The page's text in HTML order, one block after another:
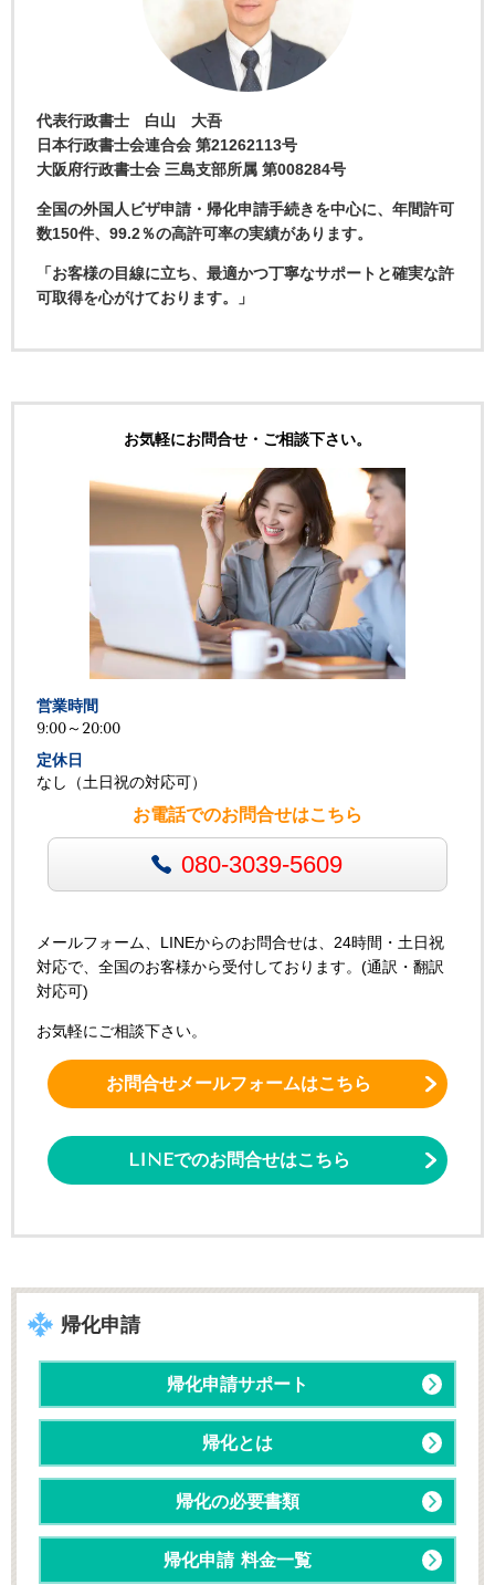
代表行政書士 白山 大吾
日本行政書士会連合会 第21262113号
大阪府行政書士会 三島支部所属 第008284号
全国の外国人ビザ申請・帰化申請手続きを中心に、年間許可
数150件、99.2％の高許可率の実績があります。
「お客様の目線に立ち、最適かつ丁寧なサポートと確実な許
可取得を心がけております。」
お気軽にお問合せ・ご相談下さい。
営業時間
9:00～20:00
定休日
なし（土日祝の対応可）
お電話でのお問合せはこちら
080-3039-5609
メールフォーム、LINEからのお問合せは、24時間・土日祝
対応で、全国のお客様から受付しております。(通訳・翻訳
対応可)
お気軽にご相談下さい。
お問合せメールフォームはこちら
LINEでのお問合せはこちら
帰化申請
帰化申請サポート
帰化とは
帰化の必要書類
帰化申請 料金一覧